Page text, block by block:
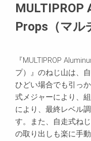
MULTIPROP
Props（マル
『MULTIPROP
プ）』のねじ山は、
ひどい場合でも引っ
式メジャーにより、
により、最終レベル
す。また、自走式ね
の取り出しも楽に手